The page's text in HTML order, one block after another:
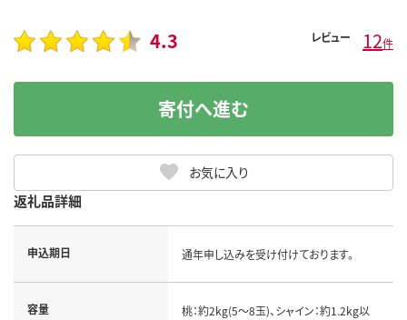
4.3 レビュー 12件
お気に入り
寄付へ進む
返礼品詳細
申込期日 通年申し込みを受け付けております。
容量
桃：約2kg(5～8玉)、シャイン：約1.2kg以